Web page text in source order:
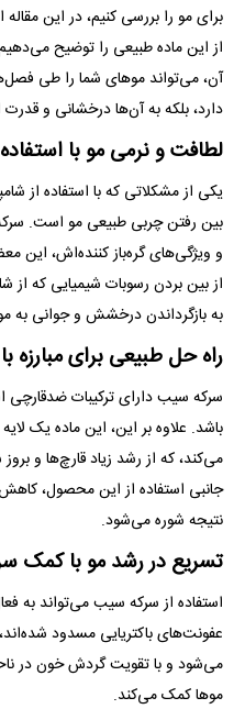
از این ماده طبیعی را توضیح
آن، می‌تواند مو‌های شما را طی
دارد، بلکه به آن‌ها درخشانی و قدرت
لطافت و نرمی مو با
یکی از مشکلاتی که با استفاده از
و ویژگی‌های گره‌باز کننده‌اش، این
از بین بردن رسوبات شیمیایی که از
به بازگرداندن درخشش و جوانی به
راه حل طبیعی برای مبارزه
سرکه سیب دارای ترکیبات ضدقارچی
باشد. علاوه بر این، این ماده یک
می‌کند، که از رشد زیاد قارچ‌ها و
جانبی استفاده از این محصول،
نتیجه شوره می‌شود.
تسریع در رشد مو با کمک
استفاده از سرکه سیب می‌تواند به
عفونت‌های باکتریایی مسدود
می‌شود و با تقویت گردش خون در
مو‌ها کمک می‌کند.